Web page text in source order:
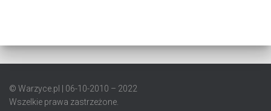
© Warzyce.pl | 06-10-2010 – 2022
Wszelkie prawa zastrzeżone.